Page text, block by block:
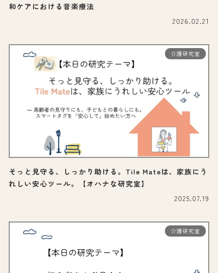
和ケアにおける音楽療法
2026.02.21
介護研究室
そっと見守る、しっかり助ける。Tile Mateは、家族にう
れしい安心ツール。【オハナな研究室】
2025.07.19
介護研究室